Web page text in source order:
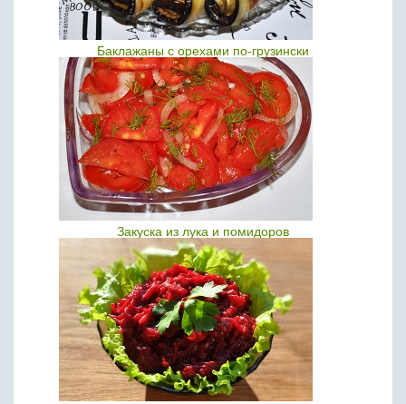
Баклажаны с орехами по-грузински
Закуска из лука и помидоров